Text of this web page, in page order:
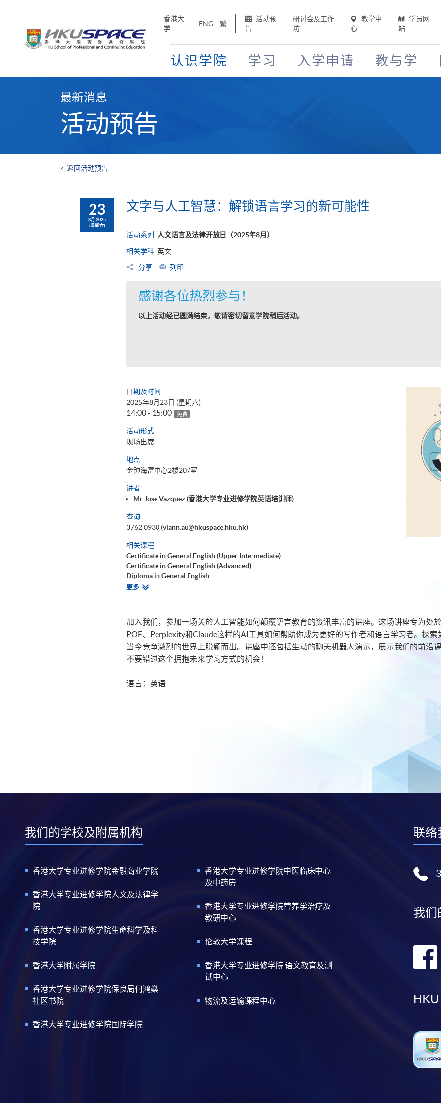
香港大
学
ENG 繁
活动预
告
研讨会及工作
坊
教学中
心
学员网
站
认识学院 学习 入学申请 教与学
最新消息
活动预告
< 返回活动预告
23
8月 2025
(星期六)
文字与人工智慧：解锁语言学习的新可能性
活动系列 人文语言及法律开放日（2025年8月）
相关学科 英文
分享 列印
感谢各位热烈参与！
以上活动经已圆满结束，敬请密切留意学院稍后活动。
日期及时间
2025年8月23日 (星期六)
14:00 - 15:00 免费
活动形式
现场出席
地点
金钟海富中心2楼207室
讲者
Mr Jose Vazquez (香港大学专业进修学院英语培训师)
查询
3762 0930 (viann.au@hkuspace.hku.hk)
相关课程
Certificate in General English (Upper Intermediate)
Certificate in General English (Advanced)
Diploma in General English
AI for Writing - A Powerful Helper, but a Mediocre Substitute?
更多相
加入我们，参加一场关於人工智能如何颠覆语言教育的资讯丰富的讲座。这场讲座专为处
POE、Perplexity和Claude这样的AI工具如何帮助你成为更好的写作者和语言学习者。探
当今竞争激烈的世界上脱颖而出。讲座中还包括生动的聊天机器人演示，展示我们的前沿
不要错过这个拥抱未来学习方式的机会！
语言：英语
我们的学校及附属机构
香港大学专业进修学院金融商业学院
香港大学专业进修学院人文及法律学
院
香港大学专业进修学院生命科学及科
技学院
香港大学附属学院
香港大学专业进修学院保良局何鸿燊
社区书院
香港大学专业进修学院国际学院
香港大学专业进修学院中医临床中心
及中药房
香港大学专业进修学院营养学治疗及
教研中心
伦敦大学课程
香港大学专业进修学院 语文教育及测
试中心
物流及运输课程中心
联络
我们
HKU